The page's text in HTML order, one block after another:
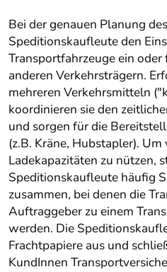
Bei der genauen Planung
Speditionskaufleute den
Transportfahrzeuge ein
anderen Verkehrsträgern.
mehreren Verkehrsmitteln
koordinieren sie den
und sorgen für die
(z.B. Kräne, Hubstapler).
Ladekapazitäten zu nützen,
Speditionskaufleute häufig
zusammen, bei denen die
Auftraggeber zu einem
werden. Die
Frachtpapiere aus und
KundInnen